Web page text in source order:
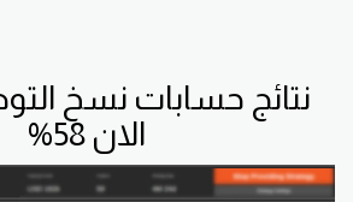
نتائج حسابات نسخ
الان 58%